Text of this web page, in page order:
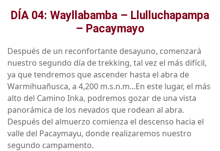
DÍA 04: Wayllabamba – Llulluchapampa
– Pacaymayo
Después de un reconfortante desayuno, comenzará
nuestro segundo día de trekking, tal vez el más difícil,
ya que tendremos que ascender hasta el abra de
Warmihuañusca, a 4,200 m.s.n.m...En este lugar, el más
alto del Camino Inka, podremos gozar de una vista
panorámica de los nevados que rodean al abra.
Después del almuerzo comienza el descenso hacia el
valle del Pacaymayu, donde realizaremos nuestro
segundo campamento.